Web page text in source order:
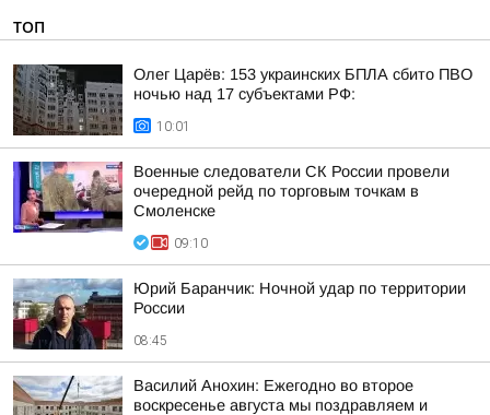
ТОП
Олег Царёв: 153 украинских БПЛА сбито ПВО
ночью над 17 субъектами РФ:
10:01
Военные следователи СК России провели
очередной рейд по торговым точкам в
Смоленске
09:10
Юрий Баранчик: Ночной удар по территории
России
08:45
Василий Анохин: Ежегодно во второе
воскресенье августа мы поздравляем и